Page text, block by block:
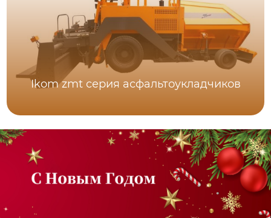
Ikom zmt серия асфальтоукладчиков